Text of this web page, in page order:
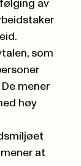
av
som
mener
høy
at